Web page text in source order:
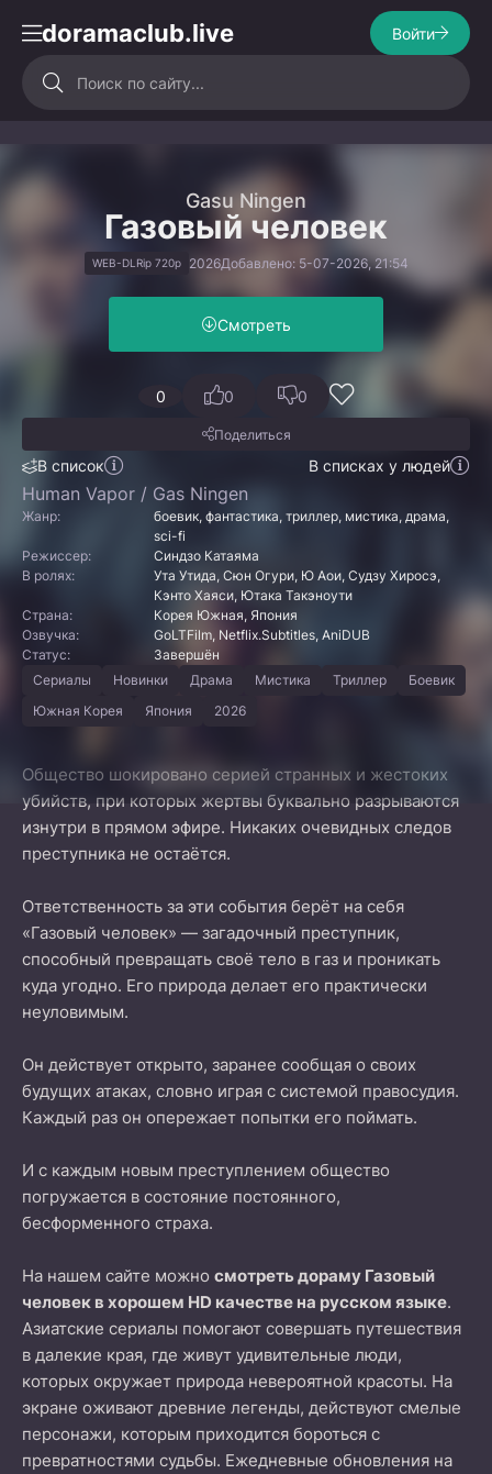
doramaclub.live Войти
Gasu Ningen
Газовый человек
WEB-DLRip 720p 2026Добавлено: 5-07-2026, 21:54
Смотреть
0
В список В списках у людей
0 0
Поделиться
Human Vapor / Gas Ningen
Жанр:
боевик, фантастика, триллер, мистика, драма,
sci-fi
Режиссер:
Синдзо Катаяма
В ролях:
Ута Утида, Сюн Огури, Ю Аои, Судзу Хиросэ,
Кэнто Хаяси, Ютака Такэноути
Страна:
Корея Южная, Япония
Озвучка:
GoLTFilm, Netflix.Subtitles, AniDUB
Статус:
Завершён
Сериалы
Новинки Драма Мистика Триллер
Боевик
Южная Корея
Япония 2026
Общество шокировано серией странных и жестоких
убийств, при которых жертвы буквально разрываются
изнутри в прямом эфире. Никаких очевидных следов
преступника не остаётся.
Ответственность за эти события берёт на себя
«Газовый человек» — загадочный преступник,
способный превращать своё тело в газ и проникать
куда угодно. Его природа делает его практически
неуловимым.
Он действует открыто, заранее сообщая о своих
будущих атаках, словно играя с системой правосудия.
Каждый раз он опережает попытки его поймать.
И с каждым новым преступлением общество
погружается в состояние постоянного,
бесформенного страха.
На нашем сайте можно смотреть дораму Газовый
человек в хорошем HD качестве на русском языке.
Азиатские сериалы помогают совершать путешествия
в далекие края, где живут удивительные люди,
которых окружает природа невероятной красоты. На
экране оживают древние легенды, действуют смелые
персонажи, которым приходится бороться с
превратностями судьбы. Ежедневные обновления на